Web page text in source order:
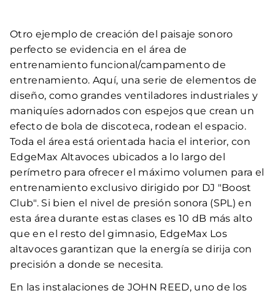
Otro ejemplo de creación del paisaje sonoro
perfecto se evidencia en el área de
entrenamiento funcional/campamento de
entrenamiento. Aquí, una serie de elementos de
diseño, como grandes ventiladores industriales y
maniquíes adornados con espejos que crean un
efecto de bola de discoteca, rodean el espacio.
Toda el área está orientada hacia el interior, con
EdgeMax Altavoces ubicados a lo largo del
perímetro para ofrecer el máximo volumen para el
entrenamiento exclusivo dirigido por DJ "Boost
Club". Si bien el nivel de presión sonora (SPL) en
esta área durante estas clases es 10 dB más alto
que en el resto del gimnasio, EdgeMax Los
altavoces garantizan que la energía se dirija con
precisión a donde se necesita.
En las instalaciones de JOHN REED, uno de los